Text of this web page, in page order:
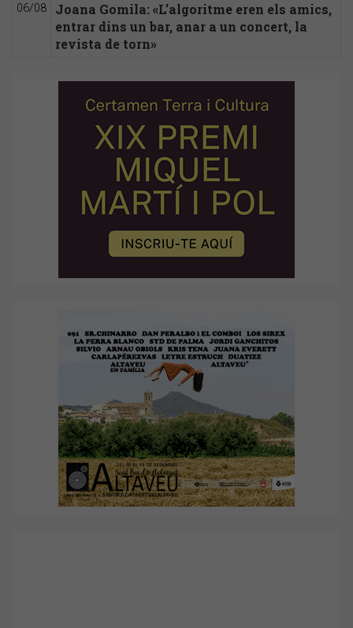
06/08
Joana Gomila: «L’algoritme eren els amics,
entrar dins un bar, anar a un concert, la
revista de torn»